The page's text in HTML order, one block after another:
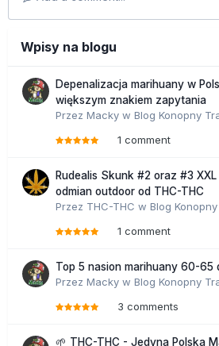
Wpisy na blogu
Depenalizacja marihuany w
większym znakiem zapytania
Przez Macky w Blog Konopny
1 comment
Rudealis Skunk #2 oraz #3
odmian outdoor od THC-THC
Przez THC-THC w Blog
1 comment
Top 5 nasion marihuany 60-65
Przez Macky w Blog Konopny
3 comments
🌱 THC-THC - Jedyna Polska